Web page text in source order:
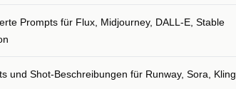
Prompts für Flux, Midjourney, DALL-E, Stable
und Shot-Beschreibungen für Runway, Sora, Kling